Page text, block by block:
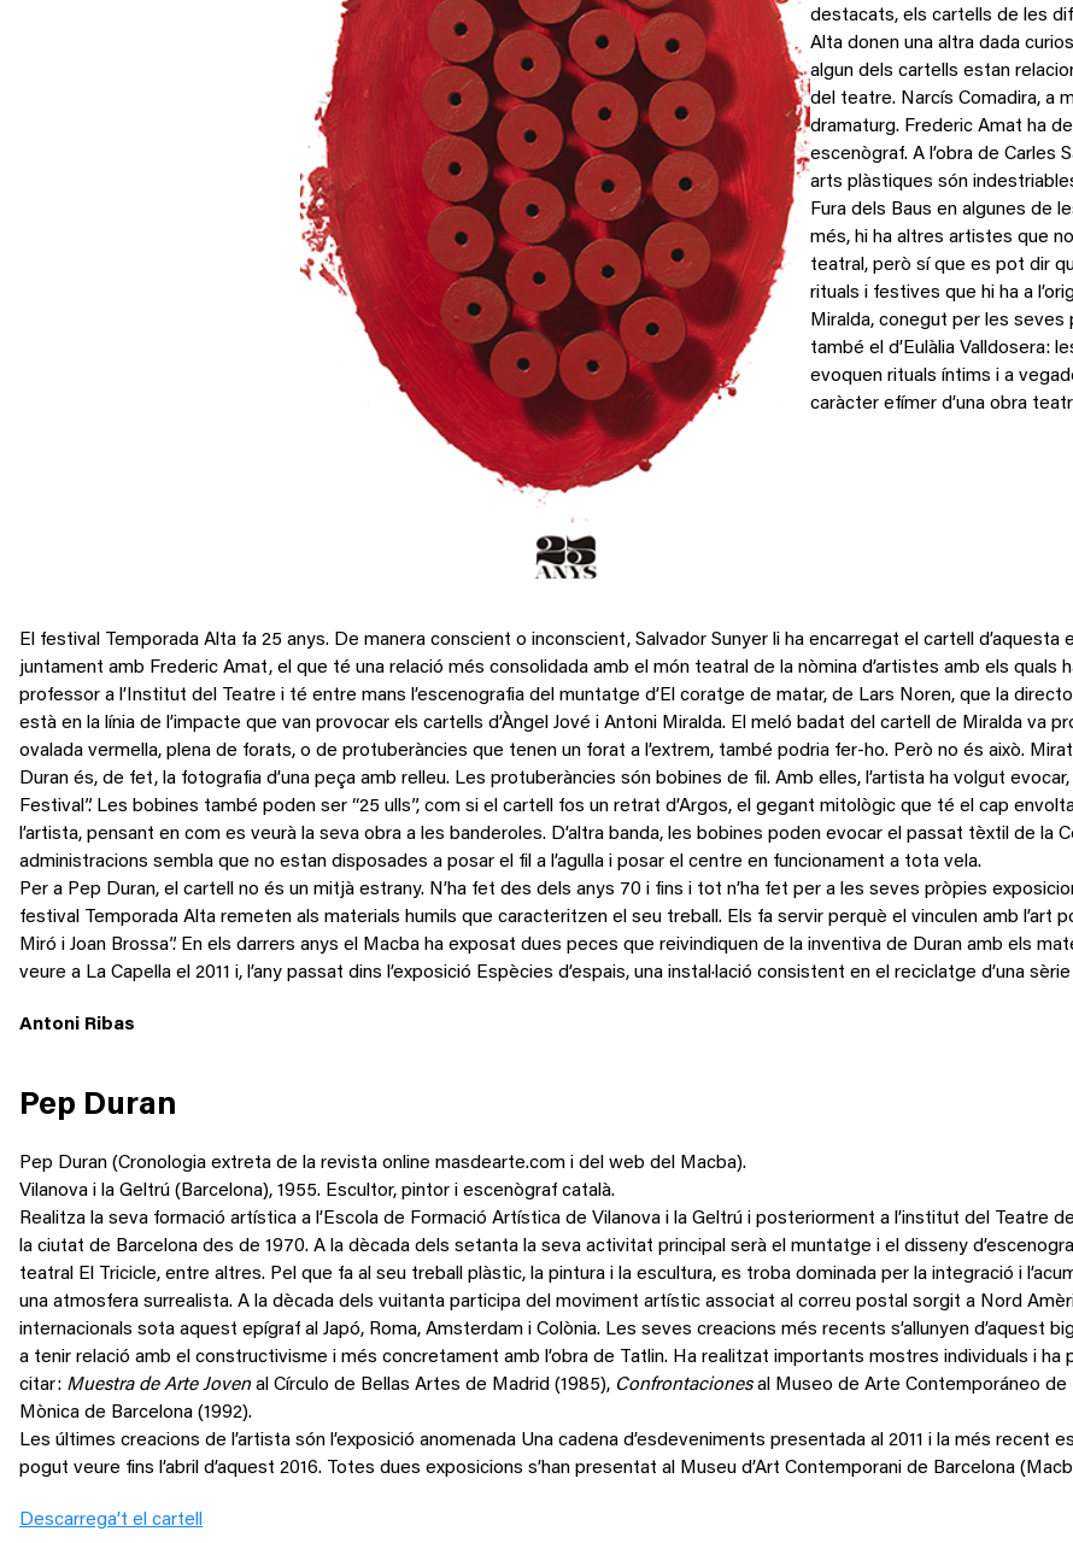
destacats, els cartells de les
Alta donen una altra dada
algun dels cartells estan
del teatre. Narcís Comadira, a
dramaturg. Frederic Amat ha
escenògraf. A l’obra de Carles
arts plàstiques són
Fura dels Baus en algunes de
més, hi ha altres artistes que
teatral, però sí que es pot dir
rituals i festives que hi ha a
Miralda, conegut per les
també el d’Eulàlia Valldosera:
evoquen rituals íntims i a
caràcter efímer d’una obra
El festival Temporada Alta fa 25 anys. De manera conscient o inconscient, Salvador Sunyer li ha encarregat el cartell d’aquesta
juntament amb Frederic Amat, el que té una relació més consolidada amb el món teatral de la nòmina d’artistes amb els quals
professor a l’Institut del Teatre i té entre mans l’escenografia del muntatge d’El coratge de matar, de Lars Noren, que la
està en la línia de l’impacte que van provocar els cartells d’Àngel Jové i Antoni Miralda. El meló badat del cartell de Miralda va
ovalada vermella, plena de forats, o de protuberàncies que tenen un forat a l’extrem, també podria fer-ho. Però no és això.
Duran és, de fet, la fotografia d’una peça amb relleu. Les protuberàncies són bobines de fil. Amb elles, l’artista ha volgut
Festival”. Les bobines també poden ser “25 ulls”, com si el cartell fos un retrat d’Argos, el gegant mitològic que té el cap
l’artista, pensant en com es veurà la seva obra a les banderoles. D’altra banda, les bobines poden evocar el passat tèxtil de la
administracions sembla que no estan disposades a posar el fil a l’agulla i posar el centre en funcionament a tota vela.
Per a Pep Duran, el cartell no és un mitjà estrany. N’ha fet des dels anys 70 i fins i tot n’ha fet per a les seves pròpies
festival Temporada Alta remeten als materials humils que caracteritzen el seu treball. Els fa servir perquè el vinculen amb l’art
Miró i Joan Brossa”. En els darrers anys el Macba ha exposat dues peces que reivindiquen de la inventiva de Duran amb els
veure a La Capella el 2011 i, l’any passat dins l’exposició Espècies d’espais, una instal·lació consistent en el reciclatge d’una
Antoni Ribas
Pep Duran
Pep Duran (Cronologia extreta de la revista online masdearte.com i del web del Macba).
Vilanova i la Geltrú (Barcelona), 1955. Escultor, pintor i escenògraf català.
Realitza la seva formació artística a l’Escola de Formació Artística de Vilanova i la Geltrú i posteriorment a l’institut del Teatre
la ciutat de Barcelona des de 1970. A la dècada dels setanta la seva activitat principal serà el muntatge i el disseny
teatral El Tricicle, entre altres. Pel que fa al seu treball plàstic, la pintura i la escultura, es troba dominada per la integració i
una atmosfera surrealista. A la dècada dels vuitanta participa del moviment artístic associat al correu postal sorgit a Nord
internacionals sota aquest epígraf al Japó, Roma, Amsterdam i Colònia. Les seves creacions més recents s’allunyen d’aquest
a tenir relació amb el constructivisme i més concretament amb l’obra de Tatlin. Ha realitzat importants mostres individuals i
citar: Muestra de Arte Joven al Círculo de Bellas Artes de Madrid (1985), Confrontacionesal Museo de Arte Contemporáneo de
Mònica de Barcelona (1992).
Les últimes creacions de l’artista són l’exposició anomenada Una cadena d’esdeveniments presentada al 2011 i la més recent
pogut veure fins l’abril d’aquest 2016. Totes dues exposicions s’han presentat al Museu d’Art Contemporani de Barcelona
Descarrega’t el cartell